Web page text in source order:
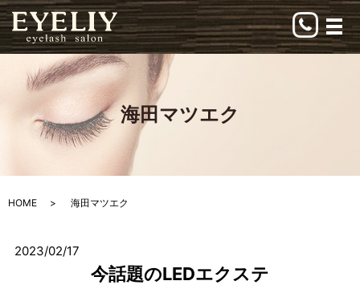
メ
海田マツエク
HOME 海田マツエク
2023/02/17
今話題のLEDエクステ